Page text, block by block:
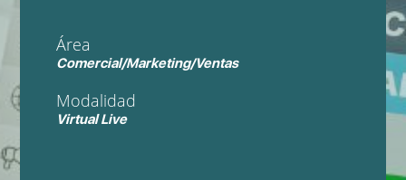
Área
Comercial/Marketing/Ventas
Modalidad
Virtual Live